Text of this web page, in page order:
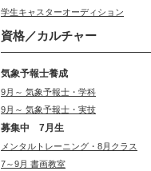
学生キャスターオーディション
資格／カルチャー
気象予報士養成
9月～ 気象予報士・学科
9月～ 気象予報士・実技
募集中 7月生
メンタルトレーニング・8月クラス
7～9月 書画教室